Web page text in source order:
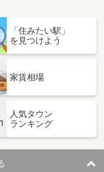
「住みたい駅」
を見つけよう
家賃相場
人気タウン
ランキング